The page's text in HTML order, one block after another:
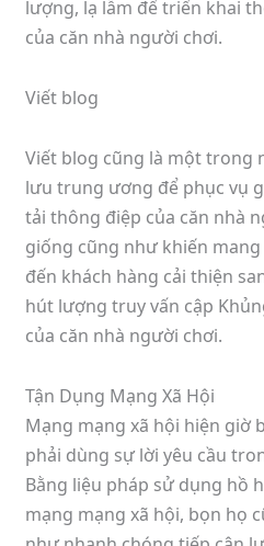
lượng, lạ lẫm để triển khai
của căn nhà người chơi.
Viết blog
Viết blog cũng là một trong
lưu trung ương để phục vụ
tải thông điệp của căn nhà
giống cũng như khiến
đến khách hàng cải thiện
hút lượng truy vấn cập
của căn nhà người chơi.
Tận Dụng Mạng Xã Hội
Mạng mạng xã hội hiện giờ
phải dùng sự lời yêu cầu
Bằng liệu pháp sử dụng hồ
mạng mạng xã hội, bọn họ